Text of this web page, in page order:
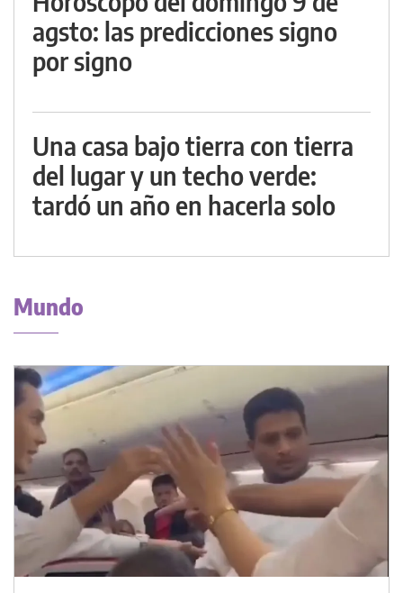
agsto: las predicciones signo
por signo
Una casa bajo tierra con tierra
del lugar y un techo verde:
tardó un año en hacerla solo
Mundo